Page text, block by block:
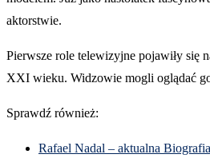
aktorstwie.
Pierwsze role telewizyjne pojawiły się
XXI wieku. Widzowie mogli oglądać
Sprawdź również:
Rafael Nadal – aktualna